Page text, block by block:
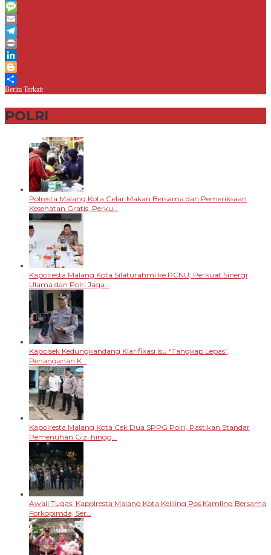
Messenger
Message
Email
Telegram
Print
LinkedIn
Blogger
Share
Berita Terkait
POLRI
Polresta Malang Kota Gelar Makan Bersama dan Pemeriksaan
Kesehatan Gratis, Perku…
Kapolresta Malang Kota Silaturahmi ke PCNU, Perkuat Sinergi
Ulama dan Polri Jaga…
Kapolsek Kedungkandang Klarifikasi Isu “Tangkap Lepas”,
Penanganan K…
Kapolresta Malang Kota Cek Dua SPPG Polri, Pastikan Standar
Pemenuhan Gizi hingg…
Awali Tugas, Kapolresta Malang Kota Keliling Pos Kamling Bersama
Forkopimda, Ser…